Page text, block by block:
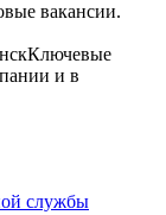
вакансии.
Ключевые
и в
службы